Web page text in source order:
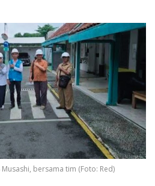
bersama tim (Foto: Red)